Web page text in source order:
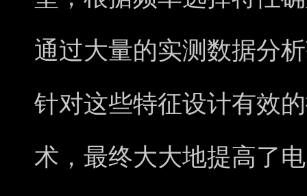
通过大量的实测数据分
针对这些特征设计有效
术，最终大大地提高了